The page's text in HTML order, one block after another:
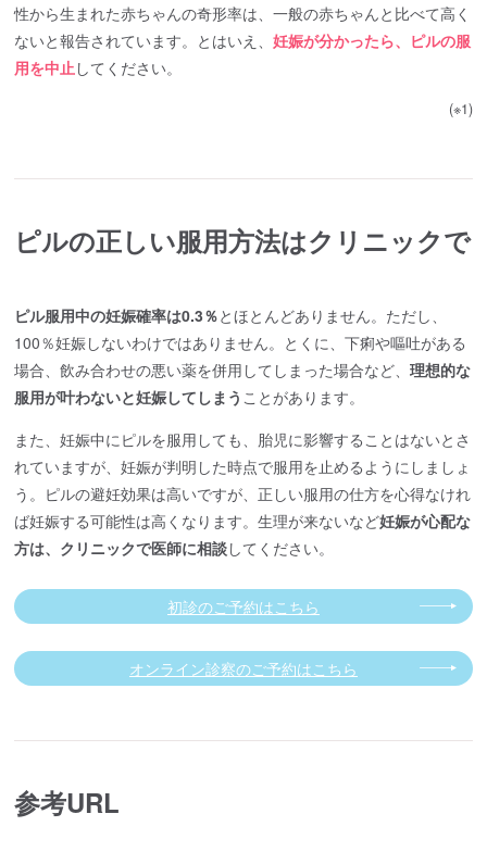
性から生まれた赤ちゃんの奇形率は、一般の赤ちゃんと比べて高く
ないと報告されています。とはいえ、妊娠が分かったら、ピルの服
用を中止 してください。
(※1)
ピルの正しい服用方法はクリニックで
ピル服用中の妊娠確率は0.3％とほとんどありません。ただし、
100％妊娠しないわけではありません。とくに、下痢や嘔吐がある
場合、飲み合わせの悪い薬を併用してしまった場合など、理想的な
服用が叶わないと妊娠してしまう ことがあります。
また、妊娠中にピルを服用しても、胎児に影響することはないとさ
れていますが、妊娠が判明した時点で服用を止めるようにしましょ
う。ピルの避妊効果は高いですが、正しい服用の仕方を心得なけれ
ば妊娠する可能性は高くなります。生理が来ないなど妊娠が心配な
方は、クリニックで医師に相談してください。
初診のご予約はこちら
オンライン診察のご予約はこちら
参考URL